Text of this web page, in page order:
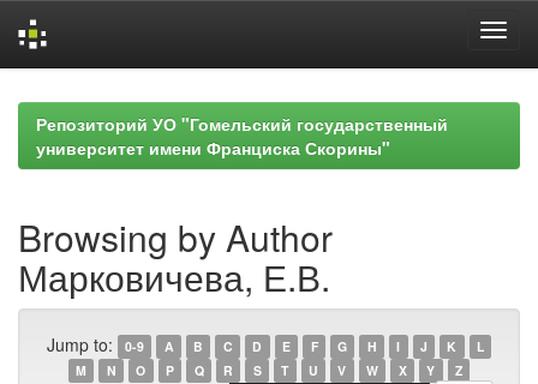
navigationРепозиторий УО "Гомельский государственный
университет имени Франциска Скорины"
Browsing by Author
Марковичева, Е.В.
Jump to: 0-9 A B C D E F G H I J K
L
M
N O P Q R S T U V W X Y Z